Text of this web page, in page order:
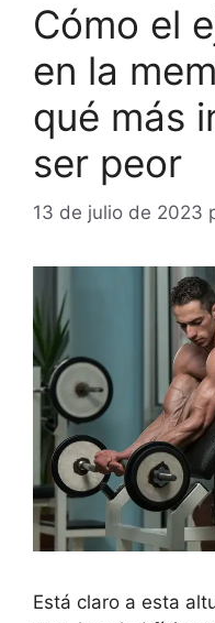
Cómo el
en la
qué más
ser peor
13 de julio de 2023
Está claro a esta